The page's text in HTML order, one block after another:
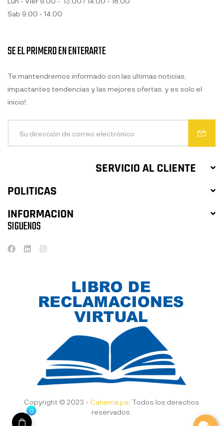
Sab 9.00 - 14.00
SERVICIO AL CLIENTE
POLITICAS
INFORMACION
SE EL PRIMERO EN ENTERARTE
Te mantendremos informado con las ultimas noticias,
impactantes tendencias y las mejores ofertas. y es solo el
inicio!.
SIGUENOS
Copyright © 2023 - Cahema.pe . Todos los derechos
reservados.
0